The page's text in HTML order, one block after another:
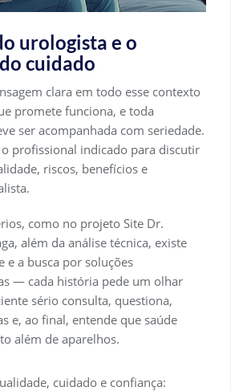
urologista e o
cuidado
clara em todo esse contexto
promete funciona, e toda
ser acompanhada com seriedade.
profissional indicado para discutir
riscos, benefícios e
como no projeto Site Dr.
além da análise técnica, existe
e a busca por soluções
— cada história pede um olhar
sério consulta, questiona,
e, ao final, entende que saúde
além de aparelhos.
cuidado e confiança: